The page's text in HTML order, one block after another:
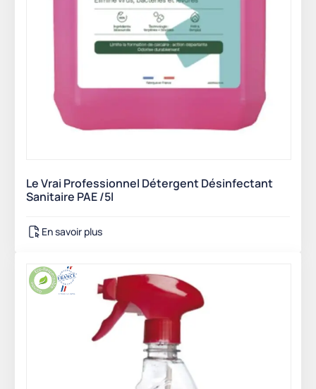
Le Vrai Professionnel Détergent Désinfectant
Sanitaire PAE /5l
En savoir plus